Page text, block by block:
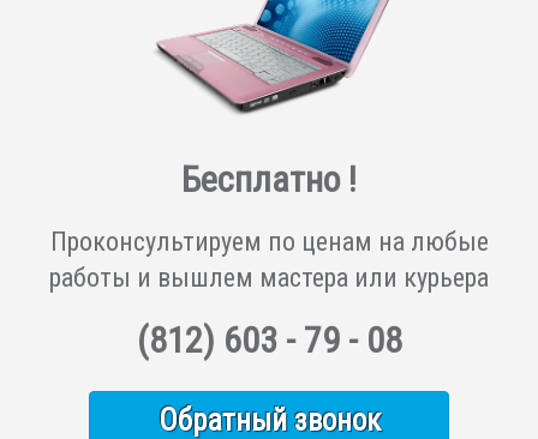
Бесплатно !
Проконсультируем по ценам на любые
работы и вышлем мастера или курьера
(812) 603 - 79 - 08
Обратный звонок